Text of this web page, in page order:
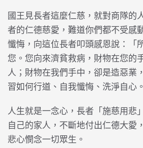
國王見長者這麼仁慈，就對商隊的
者的仁德慈愛，難道你們都不受感
懺悔，向這位長者叩頭感恩說：「
您。您向來濟貧救病，財物在您的
人；財物在我們手中，卻是造惡業
習如何行道、自我懺悔、洗淨自心。
人生就是一念心，長者「施慈用悲
自己的家人，不斷地付出仁德大愛
悲心憫念一切眾生。